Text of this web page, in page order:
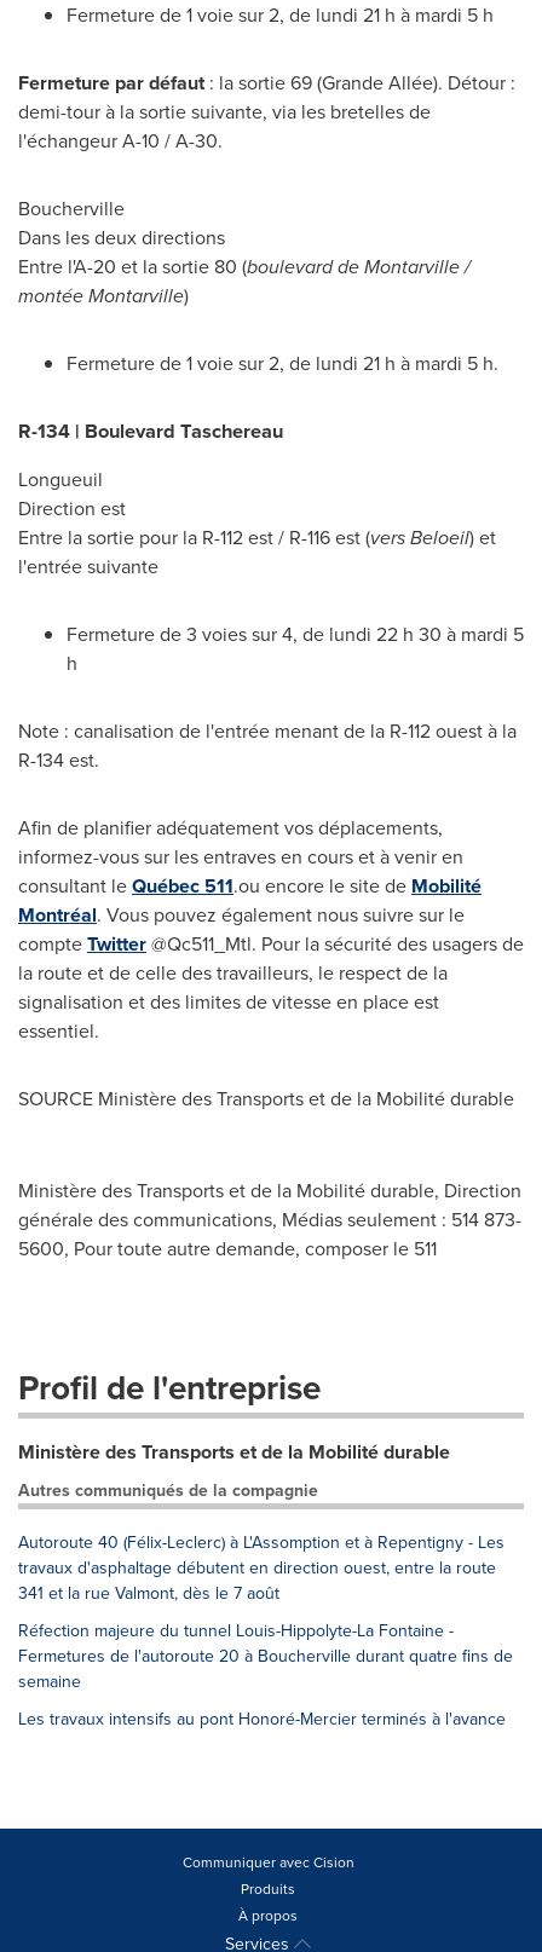
Fermeture de 1 voie sur 2, de lundi 21 h à mardi 5 h
Fermeture par défaut: la sortie 69 (Grande Allée). Détour :
demi-tour à la sortie suivante, via les bretelles de
l'échangeur A-10 / A-30.
Boucherville
Dans les deux directions
Entre l'A-20 et la sortie 80 (boulevard de Montarville /
montée Montarville)
Fermeture de 1 voie sur 2, de lundi 21 h à mardi 5 h.
R-134 | Boulevard Taschereau
Longueuil
Direction est
Entre la sortie pour la R-112 est / R-116 est (versBeloeil) et
l'entrée suivante
Fermeture de 3 voies sur 4, de lundi 22 h 30 à mardi 5
h
Note : canalisation de l'entrée menant de la R-112 ouest à la
R-134 est.
Afin de planifier adéquatement vos déplacements,
informez-vous sur les entraves en cours et à venir en
consultant leQuébec 511.ou encore le site de Mobilité
Montréal. Vous pouvez également nous suivre sur le
compteTwitter@Qc511_Mtl. Pour la sécurité des usagers de
la route et de celle des travailleurs, le respect de la
signalisation et des limites de vitesse en place est
essentiel.
SOURCE Ministère des Transports et de la Mobilité durable
Ministère des Transports et de la Mobilité durable, Direction
générale des communications, Médias seulement : 514 873-
5600, Pour toute autre demande, composer le 511
Profil de l'entreprise
Ministère des Transports et de la Mobilité durable
Autres communiqués de la compagnie
Autoroute 40 (Félix-Leclerc) à L'Assomption et à Repentigny - Les
travaux d'asphaltage débutent en direction ouest, entre la route
341 et la rue Valmont, dès le 7 août
Réfection majeure du tunnel Louis-Hippolyte-La Fontaine -
Fermetures de l'autoroute 20 à Boucherville durant quatre fins de
semaine
Les travaux intensifs au pont Honoré-Mercier terminés à l'avance
Communiquer avec Cision
Produits
À propos
Services